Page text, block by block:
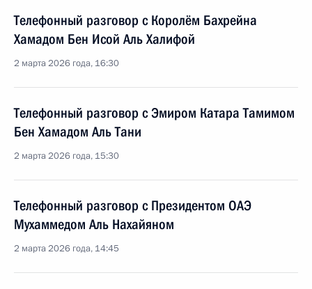
Телефонный разговор с Королём Бахрейна
Хамадом Бен Исой Аль Халифой
2 марта 2026 года, 16:30
Телефонный разговор с Эмиром Катара Тамимом
Бен Хамадом Аль Тани
2 марта 2026 года, 15:30
Телефонный разговор с Президентом ОАЭ
Мухаммедом Аль Нахайяном
2 марта 2026 года, 14:45